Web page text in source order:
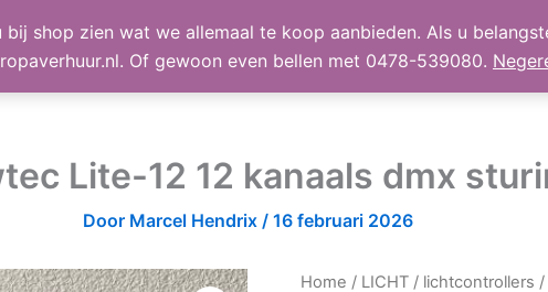
shop zien wat we allemaal te koop aanbieden. Als u
Of gewoon even bellen met 0478-539080.
TE KOOP Shop Winkelmand
Lite-12 12 kanaals dmx
Door Marcel Hendrix / 16 februari 2026
Home / LICHT / lichtcontrollers /